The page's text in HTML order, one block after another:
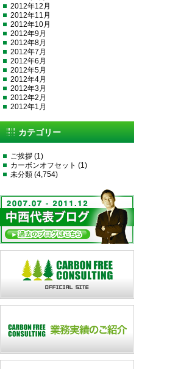
2012年12月
2012年11月
2012年10月
2012年9月
2012年8月
2012年7月
2012年6月
2012年5月
2012年4月
2012年3月
2012年2月
2012年1月
カテゴリー
ご挨拶 (1)
カーボンオフセット (1)
未分類 (4,754)